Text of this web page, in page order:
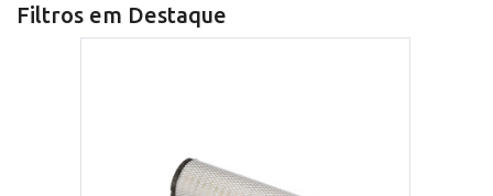
Filtros em Destaque